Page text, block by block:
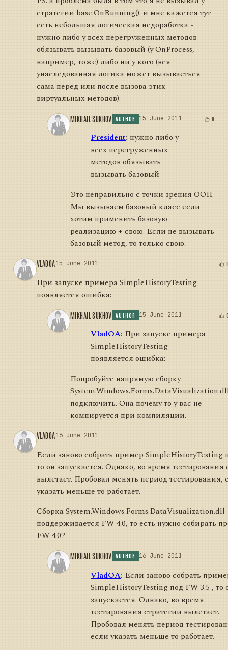
стратегии base.OnRunning(). и мне кажется тут
есть небольшая логическая недоработка -
нужно либо у всех перегруженных методов
обязывать вызывать базовый (у OnProcess,
например, тоже) либо ни у кого (вся
унаследованная логика может вызываеться
сама перед или после вызова этих
виртуальных методов).
MIKHAIL SUKHOV AUTHOR 15 June 2011 0
President: нужно либо у
всех перегруженных
методов обязывать
вызывать базовый
Это неправильно с точки зрения ООП.
Мы вызываем базовый класс если
хотим применить базовую
реализацию + свою. Если не вызывать
базовый метод, то только свою.
VLADOA15 June 2011
При запуске примера SimpleHistoryTesting
появляется ошибка:
MIKHAIL SUKHOV AUTHOR 15 June 2011
VladOA: При запуске примера
SimpleHistoryTesting
появляется ошибка:
Попробуйте напрямую сборку
подключить. Она почему то у вас не
компируется при компиляции.
VLADOA16 June 2011
Если заново собрать пример SimpleHistoryTesting
то он запускается. Однако, во время тестирования
вылетает. Пробовал менять период тестирования,
указать меньше то работает.
Сборка System.Windows.Forms.DataVisualization.dll
поддерживается FW 4.0, то есть нужно собирать
FW 4.0?
MIKHAIL SUKHOV AUTHOR 16 June 2011
VladOA: Если заново собрать
SimpleHistoryTesting под FW 3.5 , то
запускается. Однако, во время
тестирования стратегии вылетает.
Пробовал менять период
если указать меньше то работает.